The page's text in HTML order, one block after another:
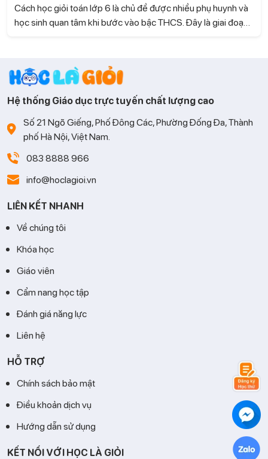
Cách học giỏi toán lớp 6 là chủ đề được nhiều phụ huynh và
học sinh quan tâm khi bước vào bậc THCS. Đây là giai đoạn
là Giỏi tìm hiểu những phương pháp học hiệu quả giúp con
tiếp thu nhanh và học Toán tự tin hơn.
Hệ thống Giáo dục trực tuyến chất lượng cao
Số 21 Ngõ Giếng, Phố Đông Các, Phường Đống Đa, Thành
phố Hà Nội, Việt Nam.
083 8888 966
info@hoclagioi.vn
LIÊN KẾT NHANH
Về chúng tôi
Khóa học
Giáo viên
Cẩm nang học tập
Đánh giá năng lực
Liên hệ
HỖ TRỢ
Chính sách bảo mật
Điều khoản dịch vụ
Hướng dẫn sử dụng
KẾT NỐI VỚI HỌC LÀ GIỎI